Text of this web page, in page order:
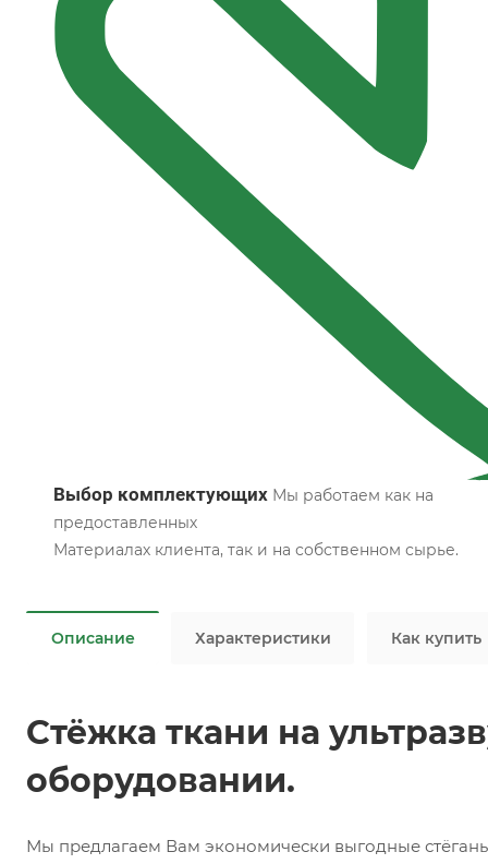
Выбор комплектующих Мы работаем как на
предоставленных
Материалах клиента, так и на собственном сырье.
Описание Характеристики Как купить
Стёжка ткани на
оборудовании.
Мы предлагаем Вам экономически выгодные